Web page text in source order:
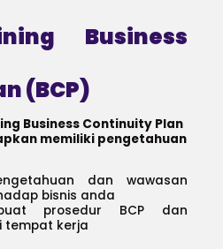
Business
(BCP)
Business Continuity Plan
memiliki pengetahuan
dan wawasan
bisnis anda
prosedur BCP dan
tempat kerja